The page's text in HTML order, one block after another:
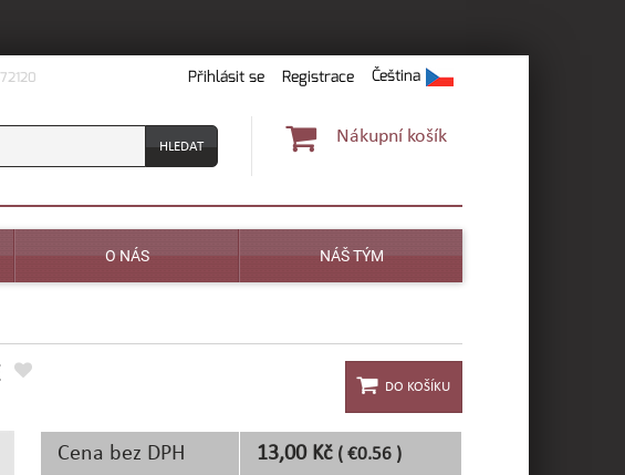
Přihlásit se Registrace Čeština
Nákupní košík
O NÁS NÁŠ TÝM
Cena bez DPH 13,00 Kč ( €0.56 )